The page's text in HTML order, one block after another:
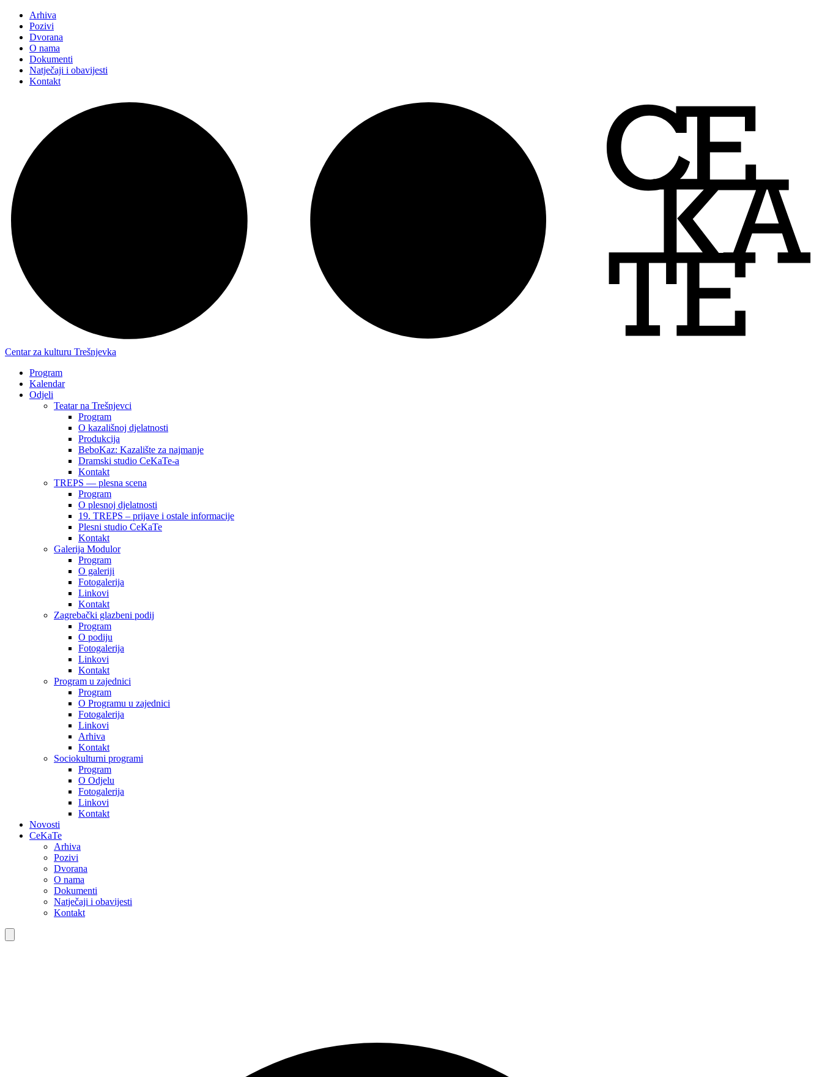
Arhiva
Pozivi
Dvorana
O nama
Dokumenti
Natječaji i obavijesti
Kontakt
Centar za kulturu Trešnjevka
Program
Kalendar
Odjeli
Teatar na Trešnjevci
Program
O kazališnoj djelatnosti
Produkcija
BeboKaz: Kazalište za najmanje
Dramski studio CeKaTe-a
Kontakt
TREPS — plesna scena
Program
O plesnoj djelatnosti
19. TREPS – prijave i ostale informacije
Plesni studio CeKaTe
Kontakt
Galerija Modulor
Program
O galeriji
Fotogalerija
Linkovi
Kontakt
Zagrebački glazbeni podij
Program
O podiju
Fotogalerija
Linkovi
Kontakt
Program u zajednici
Program
O Programu u zajednici
Fotogalerija
Linkovi
Arhiva
Kontakt
Sociokulturni programi
Program
O Odjelu
Fotogalerija
Linkovi
Kontakt
Novosti
CeKaTe
Arhiva
Pozivi
Dvorana
O nama
Dokumenti
Natječaji i obavijesti
Kontakt